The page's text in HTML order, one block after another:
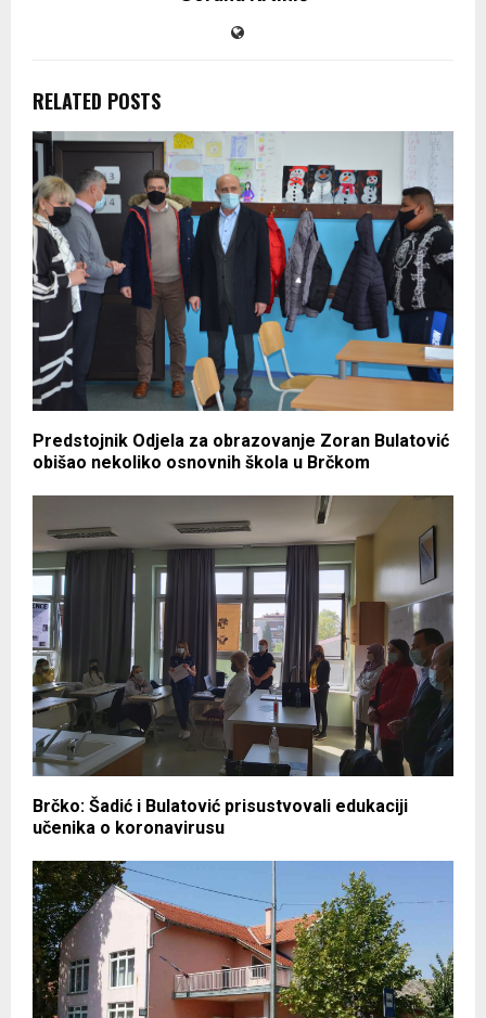
RELATED POSTS
Predstojnik Odjela za obrazovanje Zoran Bulatović
obišao nekoliko osnovnih škola u Brčkom
Brčko: Šadić i Bulatović prisustvovali edukaciji
učenika o koronavirusu